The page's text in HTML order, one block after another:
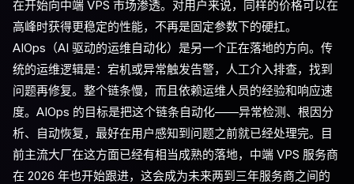
在开始向中端 VPS 市场渗透。对用户来说，同样的价格可以在
高峰时获得更稳定的性能，不再是固定参数下的硬扛。
AIOps（AI 驱动的运维自动化）是另一个正在落地的方向。传
统的运维逻辑是：宕机或异常触发告警，人工介入排查，找到
问题再修复。整个链条慢，而且依赖运维人员的经验和响应速
度。AIOps 的目标是把这个链条自动化——异常检测、根因分
析、自动恢复，最好在用户感知到问题之前就已经处理完。目
前主流大厂在这方面已经有相当成熟的落地，中端 VPS 服务商
在 2026 年也开始跟进，这会成为未来两到三年服务商之间的